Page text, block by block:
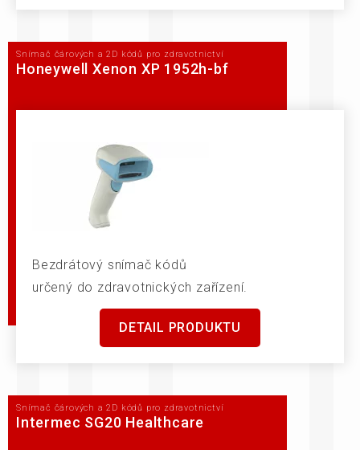
Snímač čárových a 2D kódů pro zdravotnictví
Honeywell Xenon XP 1952h-bf
Bezdrátový snímač kódů
určený do zdravotnických zařízení.
DETAIL PRODUKTU
Snímač čárových a 2D kódů pro zdravotnictví
Intermec SG20 Healthcare